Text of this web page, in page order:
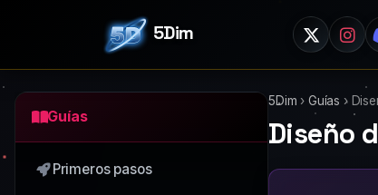
5Dim
Guías
Primeros pasos
5Dim › Guías ›
Diseño